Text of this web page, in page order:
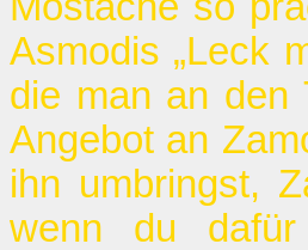
Asmodis „Leck
die man an den
Angebot an
ihn umbringst,
wenn du